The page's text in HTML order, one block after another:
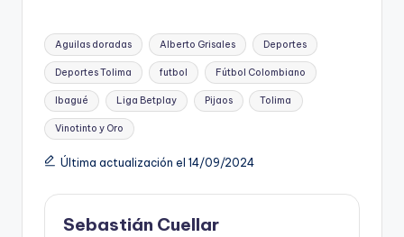
Etiquetas:
Aguilas doradas Alberto Grisales Deportes
Deportes Tolima futbol Fútbol Colombiano
Ibagué Liga Betplay Pijaos Tolima
Vinotinto y Oro
Última actualización el 14/09/2024
Sebastián Cuellar